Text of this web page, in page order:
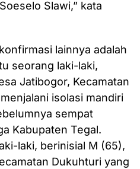
Slawi,” kata
lainnya adalah
seorang laki-laki,
Jatibogor, Kecamatan
isolasi mandiri
sempat
Kabupaten Tegal.
laki, berinisial M (65),
Dukuhturi yang